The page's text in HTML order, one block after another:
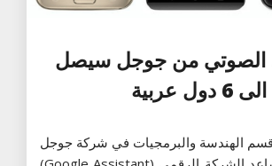
الصوتي من جوجل سيصل
الى 6 دول عربية
الهندسة والبرمجيات في شركة جوجل